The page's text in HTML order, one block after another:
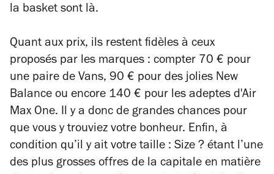
la basket sont là.
Quant aux prix, ils restent fidèles à ceux
proposés par les marques : compter 70 € pour
une paire de Vans, 90 € pour des jolies New
Balance ou encore 140 € pour les adeptes d'Air
Max One. Il y a donc de grandes chances pour
que vous y trouviez votre bonheur. Enfin, à
condition qu’il y ait votre taille : Size ? étant l’une
des plus grosses offres de la capitale en matière